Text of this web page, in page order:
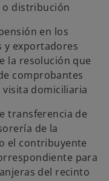
o distribución
en los
y exportadores
la resolución que
comprobantes
domiciliaria
transferencia de
de la
el contribuyente
para
del recinto